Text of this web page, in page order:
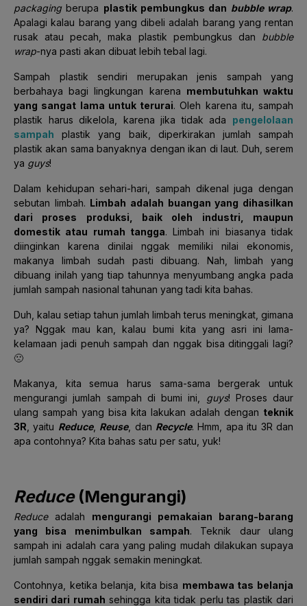
packagingberupa plastik pembungkus dan bubble wrap.
Apalagi kalau barang yang dibeli adalah barang yang rentan
rusak atau pecah, maka plastik pembungkus dan bubble
wrap-nya pasti akan dibuat lebih tebal lagi.
Sampah plastik sendiri merupakan jenis sampah yang
berbahaya bagi lingkungan karena membutuhkan waktu
yang sangat lama untuk terurai. Oleh karena itu, sampah
plastik harus dikelola, karena jika tidak ada pengelolaan
sampah plastik yang baik, diperkirakan jumlah sampah
plastik akan sama banyaknya dengan ikan di laut. Duh, serem
ya guys!
Dalam kehidupan sehari-hari, sampah dikenal juga dengan
sebutan limbah. Limbah adalah buangan yang dihasilkan
dari proses produksi, baik oleh industri, maupun
domestik atau rumah tangga. Limbah ini biasanya tidak
diinginkan karena dinilai nggak memiliki nilai ekonomis,
makanya limbah sudah pasti dibuang. Nah, limbah yang
dibuang inilah yang tiap tahunnya menyumbang angka pada
jumlah sampah nasional tahunan yang tadi kita bahas.
Duh, kalau setiap tahun jumlah limbah terus meningkat, gimana
ya? Nggak mau kan, kalau bumi kita yang asri ini lama-
kelamaan jadi penuh sampah dan nggak bisa ditinggali lagi?
🙁
Makanya, kita semua harus sama-sama bergerak untuk
mengurangi jumlah sampah di bumi ini, guys! Proses daur
ulang sampah yang bisa kita lakukan adalah dengan teknik
3R , yaitu Reduce, Reuse, dan Recycle. Hmm, apa itu 3R dan
apa contohnya? Kita bahas satu per satu, yuk!
Reduce(Mengurangi)
Reduceadalah mengurangi pemakaian barang-barang
yang bisa menimbulkan sampah. Teknik daur ulang
sampah ini adalah cara yang paling mudah dilakukan supaya
jumlah sampah nggak semakin meningkat.
Contohnya, ketika belanja, kita bisa membawa tas belanja
sendiri dari rumah sehingga kita tidak perlu tas plastik dari